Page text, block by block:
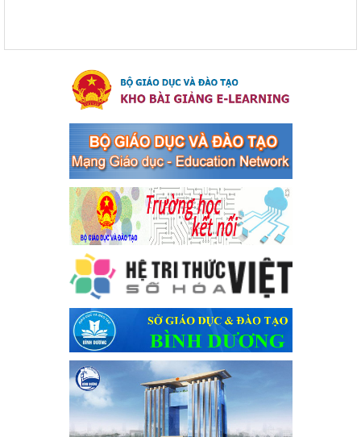
của Thủ tướng Chính phủ về tăng cường phòng ngừa, đấu
tranh tội phạm, vi phạm pháp luật liên quan đến hoạt động
tổ chức đánh bạc và đánh bạc
Kế hoạch thực hiện Chỉ thị số 16/CT-TTg ngày 27/05/2023 của
phạm, vi phạm pháp luật liên quan đến hoạt động tổ chức đánh
bạc và đánh bạc
Ngày ban hành: 04/03/2024
Kế hoạch Tổ chức Hội trại truyền thống học sinh thị xã Bến
Cát Lần thứ VIII, năm học 2023-2024
Kế hoạch Tổ chức Hội trại truyền thống học sinh thị xã Bến Cát
Lần thứ VIII, năm học 2023-2024
Ngày ban hành: 28/12/2023
Phối hợp rà soát nhu cầu tiêm vắc xin phòng Covid 19
Phối hợp rà soát nhu cầu tiêm vắc xin phòng Covid 19
Ngày ban hành: 22/11/2023
Phát động, triển khai Cuộc thi " An toàn giao thông cho nụ
cười ngày mai" dành cho học sinh và giáo viên trung học
năm học 2023-2024
Phát động, triển khai Cuộc thi " An toàn giao thông cho nụ cười
ngày mai" dành cho học sinh và giáo viên trung học năm học